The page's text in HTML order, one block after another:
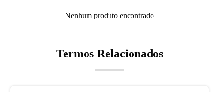
Nenhum produto encontrado
Termos Relacionados